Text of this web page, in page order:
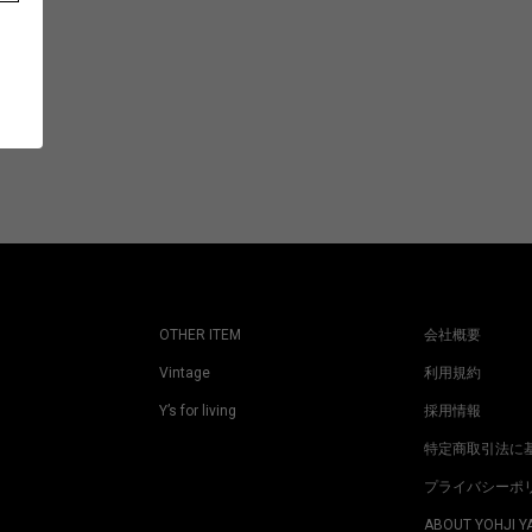
OTHER ITEM
Vintage
Y’s for living
会社概要
利用規約
採用情報
特定商取引法に
プライバシーポ
ABOUT YOHJI